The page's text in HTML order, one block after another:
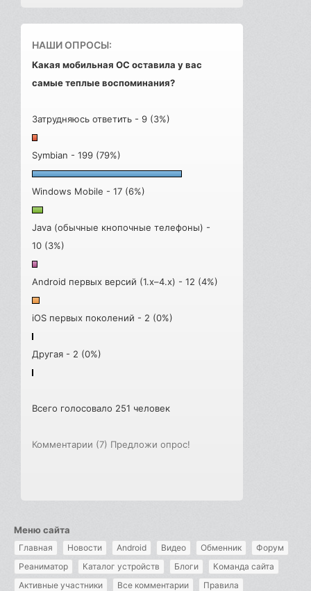
НАШИ ОПРОСЫ:
Какая мобильная ОС оставила у вас
самые теплые воспоминания?
Затрудняюсь ответить - 9 (3%)
Symbian - 199 (79%)
Windows Mobile - 17 (6%)
Java (обычные кнопочные телефоны) -
10 (3%)
Android первых версий (1.x–4.x) - 12 (4%)
iOS первых поколений - 2 (0%)
Другая - 2 (0%)
Всего голосовало 251 человек
Комментарии (7) Предложи опрос!
Меню сайта
Главная Новости Android Видео Обменник
Форум
Реаниматор
Каталог устройств Блоги
Команда сайта
Активные участники
Все комментарии Правила